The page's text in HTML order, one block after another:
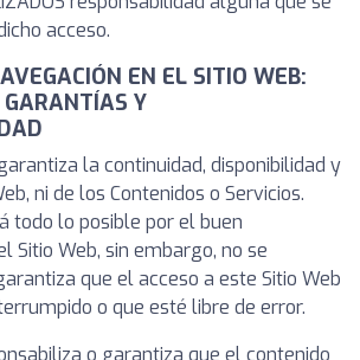
acceso.
EN EL SITIO WEB:
Y
garantiza la continuidad, disponibilidad y
ni de los Contenidos o Servicios.
todo lo posible por el buen
Sitio Web, sin embargo, no se
que el acceso a este Sitio Web
o que esté libre de error.
o garantiza que el contenido